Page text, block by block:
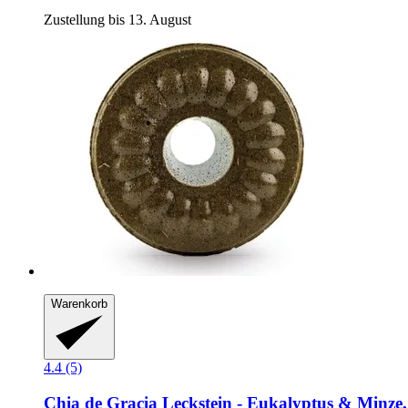
Zustellung bis 13. August
Warenkorb
4.4 (5)
Chia de Gracia Leckstein -​ Eukalyptus &